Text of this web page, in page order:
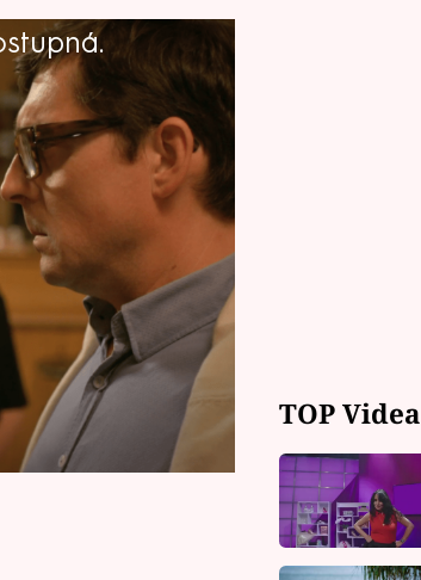
kde bude
tu ale bude
TOP Videa